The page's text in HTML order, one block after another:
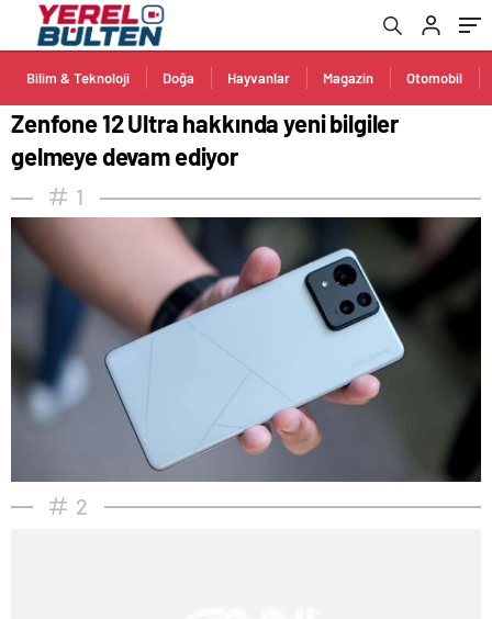
Bilim & Teknoloji Doğa Hayvanlar Magazin Otomobil
Zenfone 12 Ultra hakkında yeni bilgiler
gelmeye devam ediyor
1
2